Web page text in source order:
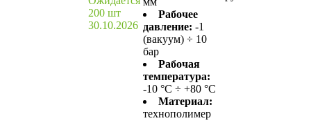
200 шт
30.10.2026
Рабочее
давление: -1
(вакуум) ÷ 10
бар
Рабочая
температура:
-10 °С ÷ +80 °С
Материал:
технополимер